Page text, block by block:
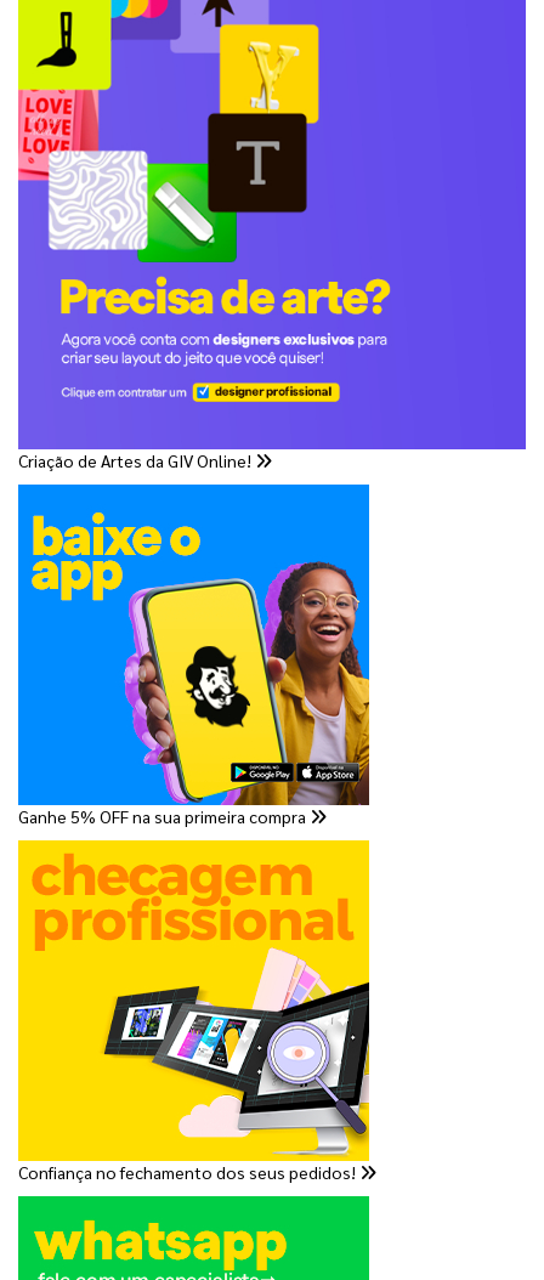
Criação de Artes da GIV Online!
Ganhe 5% OFF na sua primeira compra
Confiança no fechamento dos seus pedidos!